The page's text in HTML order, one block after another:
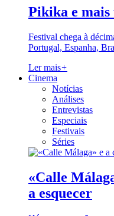
Pikika e
Festival chega à
Portugal, Espanha, Bra
Ler mais+
Cinema
Notícias
Análises
Entrevistas
Especiais
Festivais
Séries
«Calle
a esquecer